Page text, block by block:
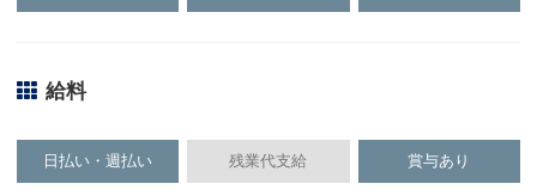
給料
日払い・週払い 残業代支給 賞与あり